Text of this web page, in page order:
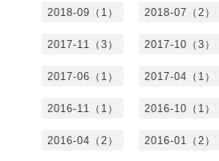
2018-09（1） 2018-07（2）
2017-11（3） 2017-10（3）
2017-06（1） 2017-04（1）
2016-11（1） 2016-10（1）
2016-04（2） 2016-01（2）